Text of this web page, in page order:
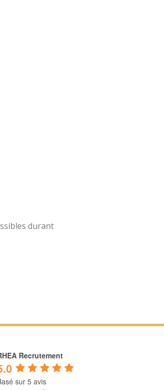
durant
Recrutement
sur 5 avis